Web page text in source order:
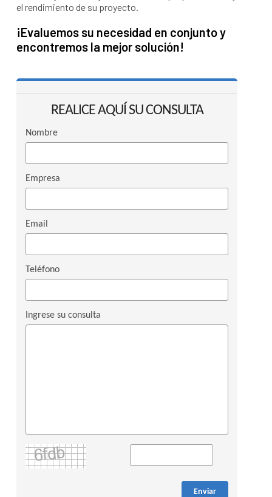
el rendimiento de su proyecto.
¡Evaluemos su necesidad en conjunto y
encontremos la mejor solución!
REALICE AQUÍ SU CONSULTA
Nombre
Empresa
Email
Teléfono
Ingrese su consulta
Enviar